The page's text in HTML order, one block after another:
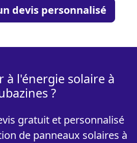
devis personnalisé
à l'énergie solaire à
?
gratuit et personnalisé
de panneaux solaires à